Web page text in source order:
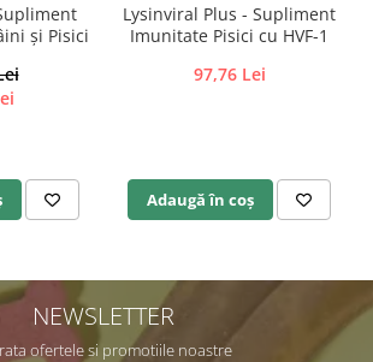
și Pisici
Lysinviral Plus - Supliment
Imunitate Pisici cu HVF-1
97,76 Lei
Adaugă în coș
NEWSLETTER
ofertele si promotiile noastre